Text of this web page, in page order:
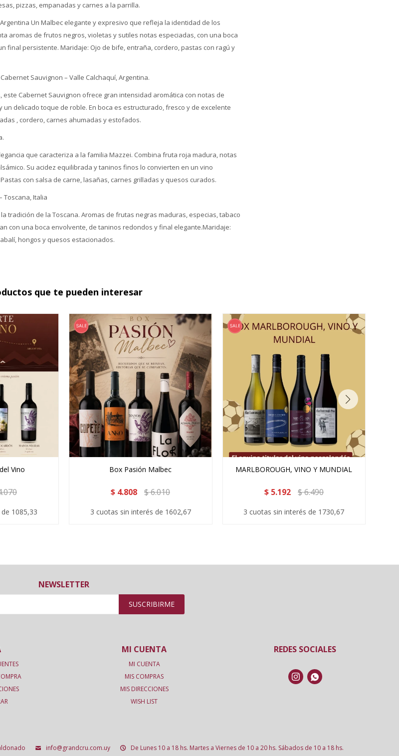
pizzas, empanadas y carnes a la parrilla.
Un Malbec elegante y expresivo que refleja la identidad de los
aromas de frutos negros, violetas y sutiles notas especiadas, con una boca
final persistente. Maridaje: Ojo de bife, entraña, cordero, pastas con ragú y
Sauvignon – Valle Calchaquí, Argentina.
este Cabernet Sauvignon ofrece gran intensidad aromática con notas de
un delicado toque de roble. En boca es estructurado, fresco y de excelente
, cordero, carnes ahumadas y estofados.
que caracteriza a la familia Mazzei. Combina fruta roja madura, notas
Su acidez equilibrada y taninos finos lo convierten en un vino
con salsa de carne, lasañas, carnes grilladas y quesos curados.
Toscana, Italia
tradición de la Toscana. Aromas de frutas negras maduras, especias, tabaco
con una boca envolvente, de taninos redondos y final elegante.Maridaje:
hongos y quesos estacionados.
que te pueden interesar
Vino
1085,33
Box Pasión Malbec
$ 4.808 $6.010
3 cuotas sin interés de 1602,67
MARLBOROUGH, VINO Y MUNDIAL
$ 5.192 $6.490
3 cuotas sin interés de 1730,67
NEWSLETTER
SUSCRIBIRME
REDES SOCIALES
 
info@grandcru.com.uy De Lunes 10 a 18 hs. Martes a Viernes de 10 a 20 hs. Sábados de 10 a 18 hs.
MI CUENTA
MI CUENTA
MIS COMPRAS
MIS DIRECCIONES
WISH LIST